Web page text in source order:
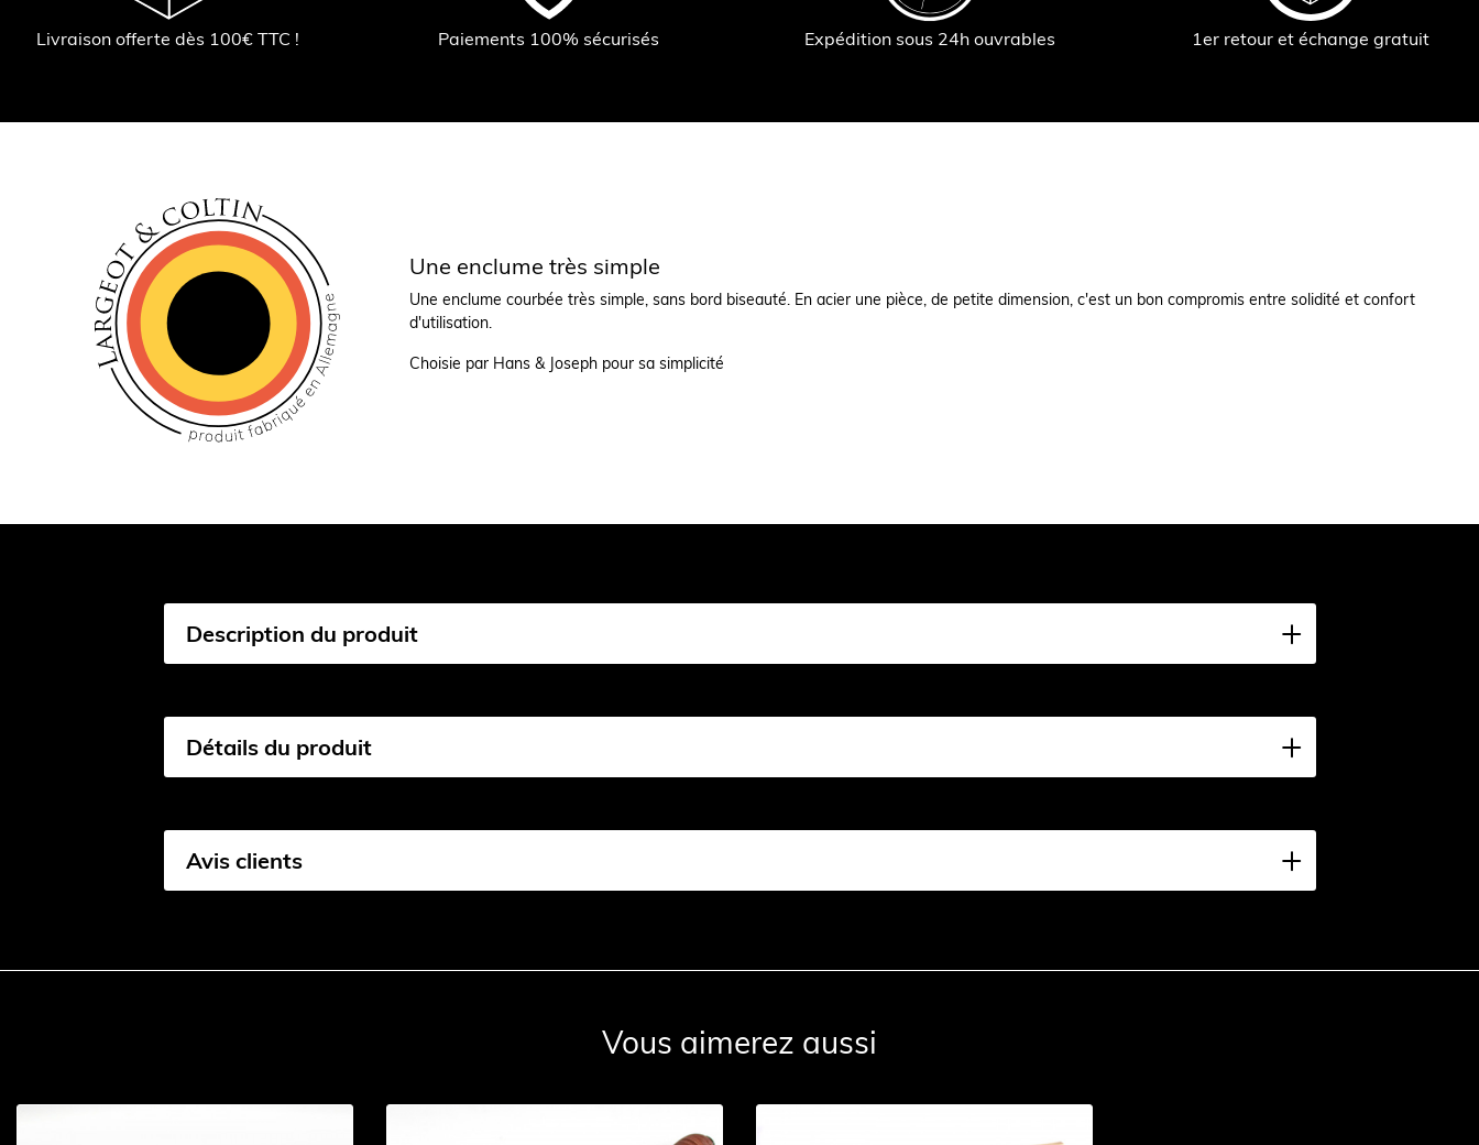
Livraison offerte dès 100€ TTC ! Paiements 100% sécurisés Expédition sous 24h ouvrables 1er retour et échange gratuit
Une enclume très simple
Une enclume courbée très simple, sans bord biseauté. En acier une pièce, de petite dimension, c'est un bon compromis entre solidité et confort
d'utilisation.
Choisie par Hans & Joseph pour sa simplicité
Description du produit
Détails du produit
Avis clients
Vous aimerez aussi